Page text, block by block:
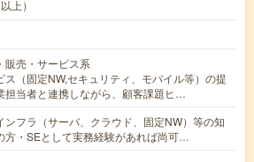
上）
販売・サービス系
ス（固定NW,セキュリティ、モバイル等）の提
担当者と連携しながら、顧客課題ヒ…
ンフラ（サーバ、クラウド、固定NW）等の知
方・SEとして実務経験があれば尚可…